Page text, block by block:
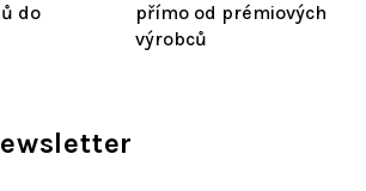
do
přímo od prémiových
výrobců